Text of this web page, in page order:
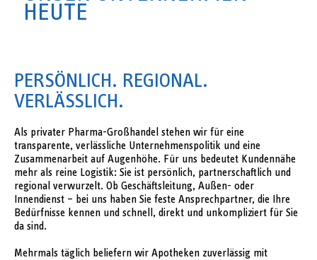
HEUTE
PERSÖNLICH. REGIONAL.
VERLÄSSLICH.
Als privater Pharma-Großhandel stehen wir für eine
transparente, verlässliche Unternehmenspolitik und eine
Zusammenarbeit auf Augenhöhe. Für uns bedeutet Kundennähe
mehr als reine Logistik: Sie ist persönlich, partnerschaftlich und
regional verwurzelt. Ob Geschäftsleitung, Außen- oder
Innendienst – bei uns haben Sie feste Ansprechpartner, die Ihre
Bedürfnisse kennen und schnell, direkt und unkompliziert für Sie
da sind.
Mehrmals täglich beliefern wir Apotheken zuverlässig mit